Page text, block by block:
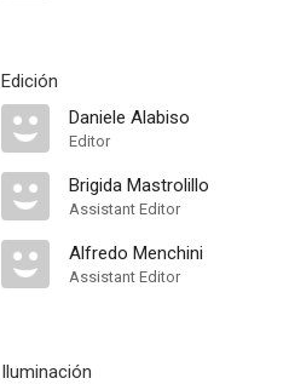
Edición
Daniele Alabiso
Editor
Brigida Mastrolillo
Assistant Editor
Alfredo Menchini
Assistant Editor
Iluminación